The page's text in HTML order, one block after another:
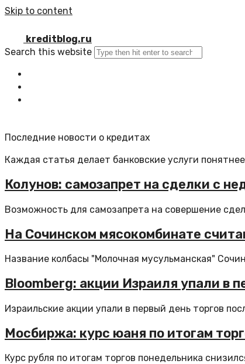
Skip to content
kreditblog.ru
Search this website
Последние новости о кредитах
Каждая статья делает банковские услуги
Колунов: самозапрет на сделки с
Возможность для самозапрета на совершение
На Сочинском мясокомбинате
Название колбасы "Молочная мусульманская"
Bloomberg: акции Израиля упали в
Израильские акции упали в первый день торгов
Мосбиржа: курс юаня по итогам
Курс рубля по итогам торгов понедельника